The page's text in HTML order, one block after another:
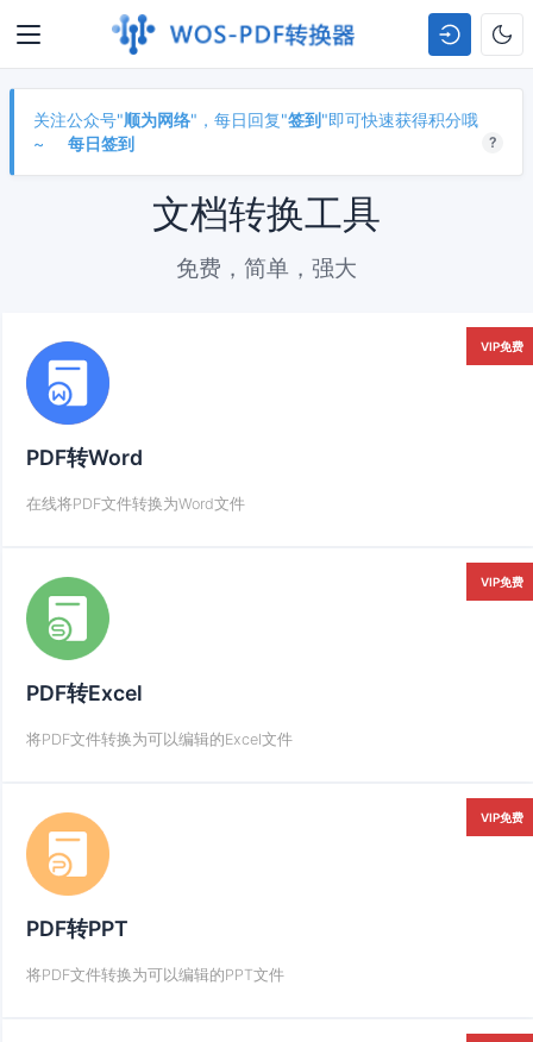
关注公众号"顺为网络"，每日回复"签到"即可快速获得积分哦
~ 每日签到 ?
文档转换工具
免费，简单，强大
PDF转Word
在线将PDF文件转换为Word文件
VIP免费
PDF转Excel
将PDF文件转换为可以编辑的Excel文件
VIP免费
PDF转PPT
将PDF文件转换为可以编辑的PPT文件
VIP免费